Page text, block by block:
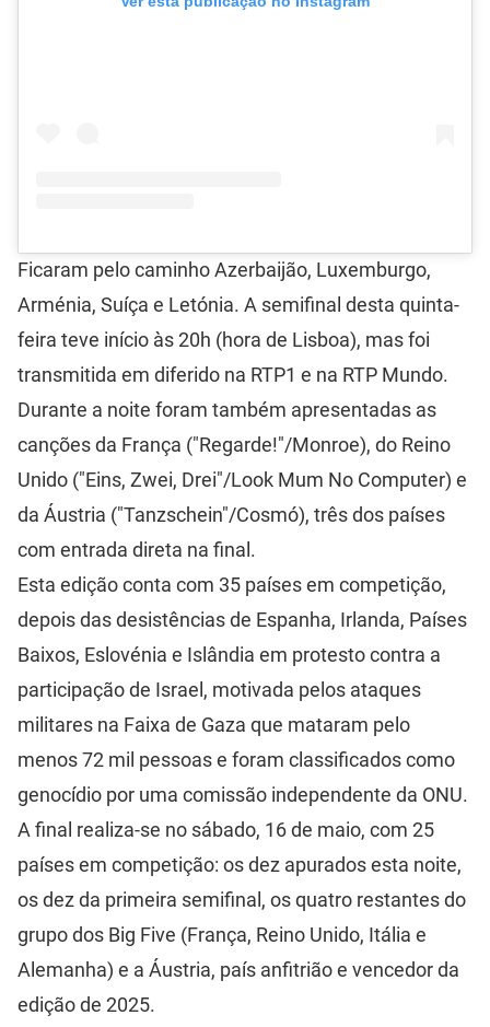
Ficaram pelo caminho Azerbaijão, Luxemburgo,
Arménia, Suíça e Letónia. A semifinal desta quinta-
feira teve início às 20h (hora de Lisboa), mas foi
transmitida em diferido na RTP1 e na RTP Mundo.
Durante a noite foram também apresentadas as
canções da França ("Regarde!"/Monroe), do Reino
Unido ("Eins, Zwei, Drei"/Look Mum No Computer) e
da Áustria ("Tanzschein"/Cosmó), três dos países
com entrada direta na final.
Esta edição conta com 35 países em competição,
depois das desistências de Espanha, Irlanda, Países
Baixos, Eslovénia e Islândia em protesto contra a
participação de Israel, motivada pelos ataques
militares na Faixa de Gaza que mataram pelo
menos 72 mil pessoas e foram classificados como
genocídio por uma comissão independente da ONU.
A final realiza-se no sábado, 16 de maio, com 25
países em competição: os dez apurados esta noite,
os dez da primeira semifinal, os quatro restantes do
grupo dos Big Five (França, Reino Unido, Itália e
Alemanha) e a Áustria, país anfitrião e vencedor da
edição de 2025.